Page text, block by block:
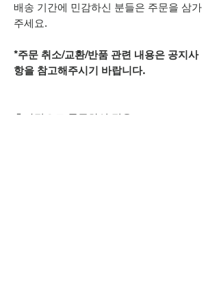
배송 기간에 민감하신 분들은 주문을 삼가
주세요.
*주문 취소/교환/반품 관련 내용은 공지사
항을 참고해주시기 바랍니다.
추가적으로 궁금하신 점은